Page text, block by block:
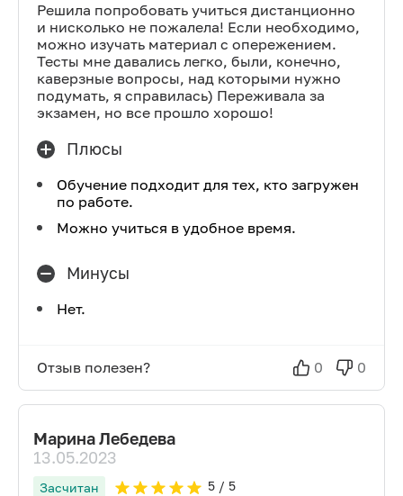
Решила попробовать учиться дистанционно
и нисколько не пожалела! Если необходимо,
можно изучать материал с опережением.
Тесты мне давались легко, были, конечно,
каверзные вопросы, над которыми нужно
подумать, я справилась) Переживала за
экзамен, но все прошло хорошо!
Плюсы
Обучение подходит для тех, кто загружен
по работе.
Можно учиться в удобное время.
Минусы
Нет.
Отзыв полезен? 0 0
Марина Лебедева
13.05.2023
Засчитан 5/ 5